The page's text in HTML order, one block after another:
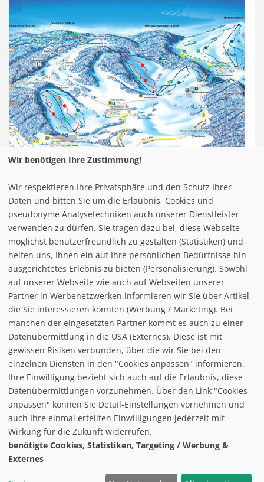
Infrastuktur Todtmoos
Loipe/Langlauf:
25
Snow tubing:
Eislaufen:
Rodelbahn:
Nachtrodeln:
Hallenbad:
follow us on facebook
Home
Datenschutzerklärung
Impressum
Cookie Management
Wir benötigen Ihre Zustimmung!
Wir respektieren Ihre Privatsphäre und den Schutz Ihrer
Daten und bitten Sie um die Erlaubnis, Cookies und
pseudonyme Analysetechniken auch unserer Dienstleister
verwenden zu dürfen. Sie tragen dazu bei, diese Webseite
möglichst benutzerfreundlich zu gestalten (Statistiken) und
helfen uns, Ihnen ein auf Ihre persönlichen Bedürfnisse hin
ausgerichtetes Erlebnis zu bieten (Personalisierung). Sowohl
auf unserer Webseite wie auch auf Webseiten unserer
Partner in Werbenetzwerken informieren wir Sie über Artikel,
die Sie interessieren könnten (Werbung / Marketing). Bei
manchen der eingesetzten Partner kommt es auch zu einer
Datenübermittlung in die USA (Externes). Diese ist mit
gewissen Risiken verbunden, über die wir Sie bei den
einzelnen Diensten in den "Cookies anpassen" informieren.
Ihre Einwilligung bezieht sich auch auf die Erlaubnis, diese
Datenübermittlungen vorzunehmen. Über den Link "Cookies
anpassen" können Sie Detail-Einstellungen vornehmen und
auch Ihre einmal erteilten Einwilligungen jederzeit mit
Wirkung für die Zukunft widerrufen.
benötigte Cookies, Statistiken, Targeting / Werbung &
Externes